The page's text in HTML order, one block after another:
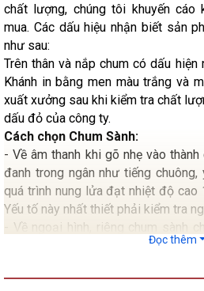
chất lượng, chúng tôi khuyến cáo
mua. Các dấu hiệu nhận biết sản
như sau:
Trên thân và nắp chum có dấu
Khánh in bằng men màu trắng và
xuất xưởng sau khi kiểm tra chất
dấu đỏ của công ty.
Cách chọn Chum Sành:
- Về âm thanh khi gõ nhẹ vào
đanh trong ngân như tiếng
quá trình nung lửa đạt nhiệt độ
Yếu tố này nhất thiết phải kiểm tra
- Về ngoại hình, riêng chum sành
chum không bao giờ đạt tới độ
- Kiểm tra mặt trong lẫn mặt ngoài
Đọc thêm